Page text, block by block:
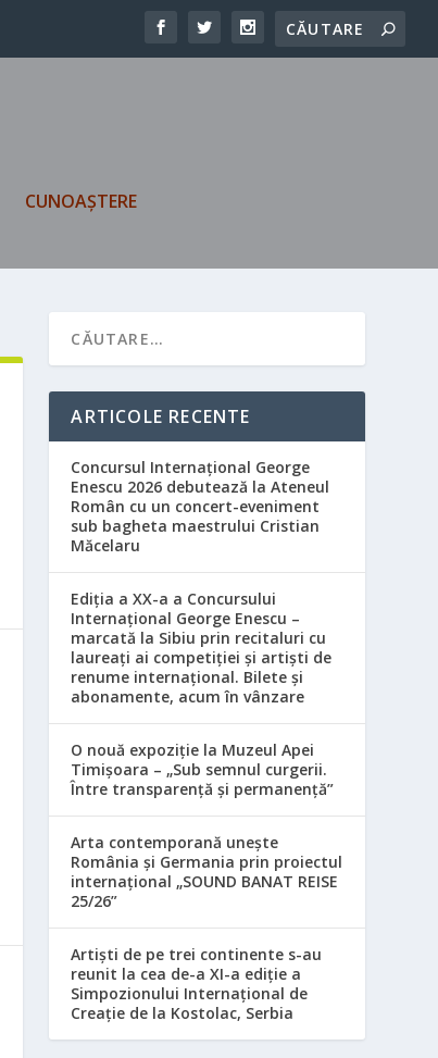
CUNOAȘTERE
ARTICOLE RECENTE
Concursul Internațional George
Enescu 2026 debutează la Ateneul
Român cu un concert-eveniment
sub bagheta maestrului Cristian
Măcelaru
Ediția a XX-a a Concursului
Internațional George Enescu –
marcată la Sibiu prin recitaluri cu
laureați ai competiției și artiști de
renume internațional. Bilete și
abonamente, acum în vânzare
O nouă expoziție la Muzeul Apei
Timișoara – „Sub semnul curgerii.
Între transparență și permanență”
Arta contemporană unește
România și Germania prin proiectul
internațional „SOUND BANAT REISE
25/26”
Artiști de pe trei continente s-au
reunit la cea de-a XI-a ediție a
Simpozionului Internațional de
Creație de la Kostolac, Serbia